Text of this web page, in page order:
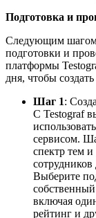
Подготовка и
Следующим шагом
подготовки и
платформы
дня, чтобы
Шаг 1:
С Testograf
сервисом.
спектр тем и
Выберите
включая
рейтинг и